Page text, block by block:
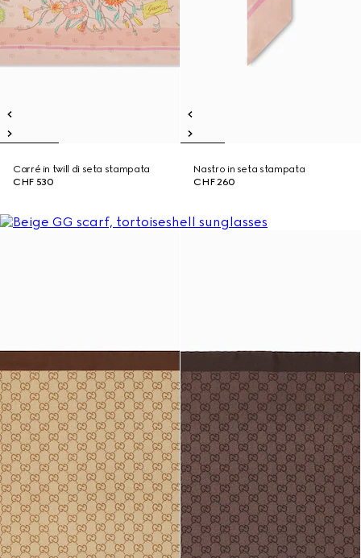
Carré in twill di seta stampata
CHF 530
Nastro in seta stampata
CHF 260